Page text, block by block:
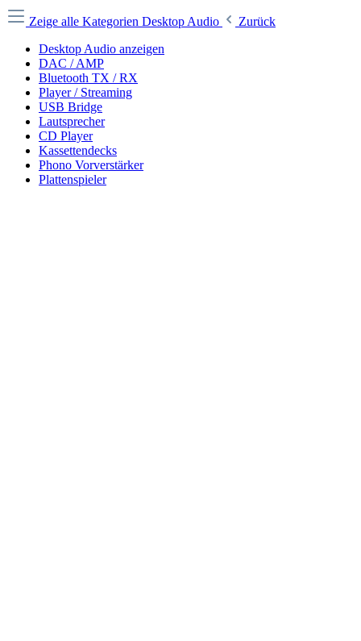
Zeige alle Kategorien Desktop Audio
Zurück
Desktop Audio anzeigen
DAC / AMP
Bluetooth TX / RX
Player / Streaming
USB Bridge
Lautsprecher
CD Player
Kassettendecks
Phono Vorverstärker
Plattenspieler